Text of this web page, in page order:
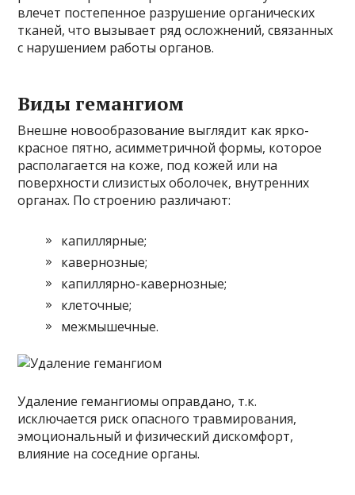
влечет постепенное разрушение органических
тканей, что вызывает ряд осложнений, связанных
с нарушением работы органов.
Виды гемангиом
Внешне новообразование выглядит как ярко-
красное пятно, асимметричной формы, которое
располагается на коже, под кожей или на
поверхности слизистых оболочек, внутренних
органах. По строению различают:
капиллярные;
кавернозные;
капиллярно-кавернозные;
клеточные;
межмышечные.
Удаление гемангиомы оправдано, т.к.
исключается риск опасного травмирования,
эмоциональный и физический дискомфорт,
влияние на соседние органы.